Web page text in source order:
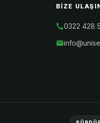
BIZE
0322 428